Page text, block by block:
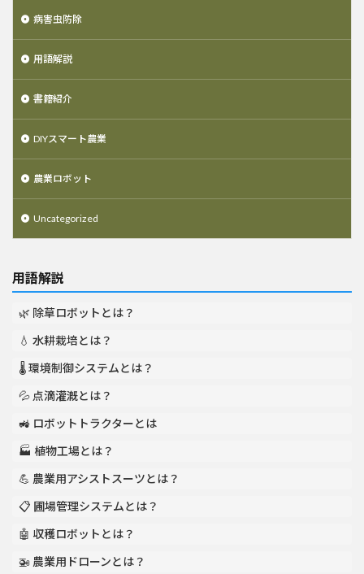
病害虫防除
用語解説
書籍紹介
DIYスマート農業
農業ロボット
Uncategorized
用語解説
🌿 除草ロボットとは？
💧 水耕栽培とは？
🌡️ 環境制御システムとは？
💦 点滴灌漑とは？
🚜 ロボットトラクターとは
🏭 植物工場とは？
💪 農業用アシストスーツとは？
📋 圃場管理システムとは？
🤖 収穫ロボットとは？
🚁 農業用ドローンとは？